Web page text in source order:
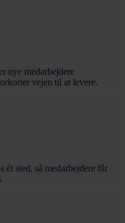
nye medarbejdere
vejen til at levere.
sted, så medarbejdere får